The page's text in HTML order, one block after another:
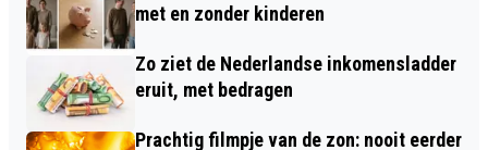
met en zonder kinderen
Zo ziet de Nederlandse inkomensladder
eruit, met bedragen
Prachtig filmpje van de zon: nooit eerder